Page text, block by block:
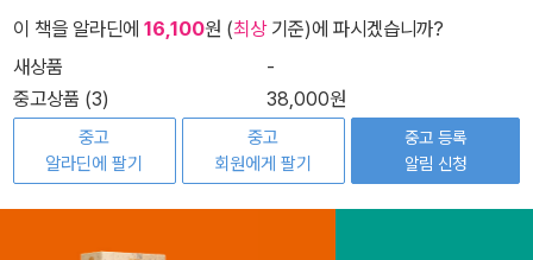
이 책을 알라딘에 16,100원 (최상기준)에 파시겠습니까?
새상품
-
중고상품 (3)
38,000원
중고
알라딘에 팔기
중고
회원에게 팔기
중고 등록
알림 신청